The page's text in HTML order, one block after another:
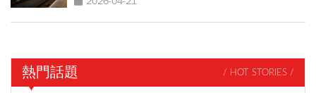
熱門話題 / HOT STORIES /